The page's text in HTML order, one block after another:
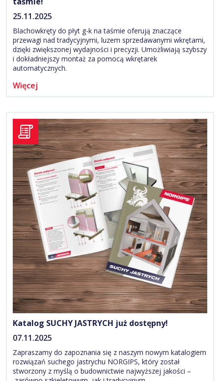
25.11.2025
Blachowkręty do płyt g-k na taśmie oferują znaczące
przewagi nad tradycyjnymi, luzem sprzedawanymi wkrętami,
dzięki zwiększonej wydajności i precyzji. Umożliwiają szybszy
i dokładniejszy montaż za pomocą wkrętarek
automatycznych.
Więcej
Katalog SUCHY JASTRYCH już dostępny!
07.11.2025
Zapraszamy do zapoznania się z naszym nowym katalogiem
rozwiązań suchego jastrychu NORGIPS, który został
stworzony z myślą o budownictwie najwyższej jakości –